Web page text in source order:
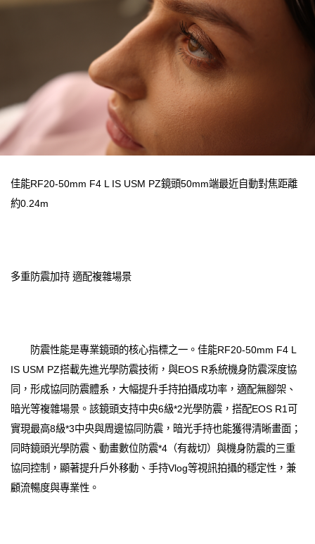
佳能RF20-50mm F4 L IS USM PZ鏡頭50mm端最近自動對焦距離
約0.24m
多重防震加持 適配複雜場景
防震性能是專業鏡頭的核心指標之一。佳能RF20-50mm F4 L
IS USM PZ搭載先進光學防震技術，與EOS R系統機身防震深度協
同，形成協同防震體系，大幅提升手持拍攝成功率，適配無腳架、
暗光等複雜場景。該鏡頭支持中央6級*2光學防震，搭配EOS R1可
實現最高8級*3中央與周邊協同防震，暗光手持也能獲得清晰畫面；
同時鏡頭光學防震、動畫數位防震*4（有裁切）與機身防震的三重
協同控制，顯著提升戶外移動、手持Vlog等視訊拍攝的穩定性，兼
顧流暢度與專業性。